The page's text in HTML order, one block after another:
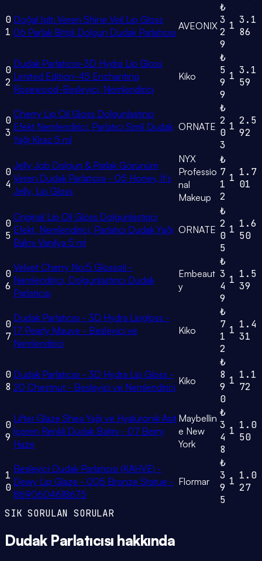
0
1
Doğal Işıltı Veren Shine Veil Lip Gloss
06 Parlak Bitişli Dolgun Dudak Parlatıcısı
AVEONIX
₺
3
2
9
1 3.1
86
0
2
Dudak Parlatıcısı-3D Hydra Lip Gloss
Limited Edition-45 Enchanting
Rosewood-Besleyici, Nemlendirici
Kiko
₺
5
9
9
1 3.1
59
0
3
Cherry Lip Oil Gloss Dolgunlaştırıcı
Efekt Nemlendirici, Parlatıcı Simli Dudak
Yağı Kiraz 5 ml
ORNATE
₺
2
0
3
1 2.5
92
0
4
Jelly Job Dolgun & Parlak Görünüm
Veren Dudak Parlatıcısı - 05 Honey, İt's
Jelly, Lip Gloss
NYX
Professio
nal
Makeup
₺
7
1
2
1 1.7
01
0
5
Original Lip Oil Gloss Dolgunlaştırıcı
Efekt, Nemlendirici, Parlatıcı Dudak Yağı
Balmı Vanilya 5 ml
ORNATE
₺
2
0
5
1 1.6
50
0
6
Velvet Cherry No:5 Glossoil -
Nemlendirici, Dolgunlaştırıcı Dudak
Parlatıcısı
Embeaut
y
₺
3
4
9
1 1.5
39
0
7
Dudak Parlatıcısı - 3D Hydra Lipgloss -
17 Pearly Mauve - Besleyici ve
Nemlendirici
Kiko
₺
7
1
2
1 1.4
31
0
8
Dudak Parlatıcısı - 3D Hydra Lip Gloss -
20 Chestnut - Besleyici ve Nemlendirici
Kiko
₺
8
9
0
1 1.1
72
0
9
Lifter Glaze Shea Yağı ve Hyalüronik Asit
İçeren Renkli Dudak Balmı - 07 Berry
Haze
Maybellin
e New
York
₺
3
4
8
1 1.0
50
1
0
Besleyici Dudak Parlatıcısı (KAHVE) -
Dewy Lip Glaze - 005 Bronze Statue -
8690604618675
Flormar
₺
3
9
5
1 1.0
27
SIK SORULAN SORULAR
Dudak Parlatıcısı hakkında